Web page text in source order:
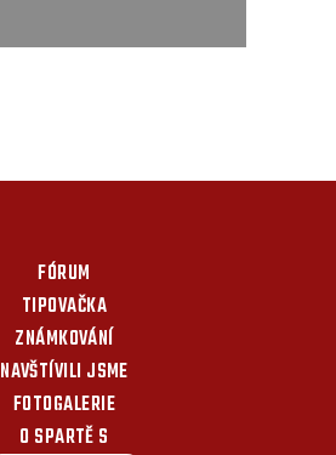
FÓRUM
TIPOVAČKA
ZNÁMKOVÁNÍ
NAVŠTÍVILI JSME
FOTOGALERIE
O SPARTĚ S